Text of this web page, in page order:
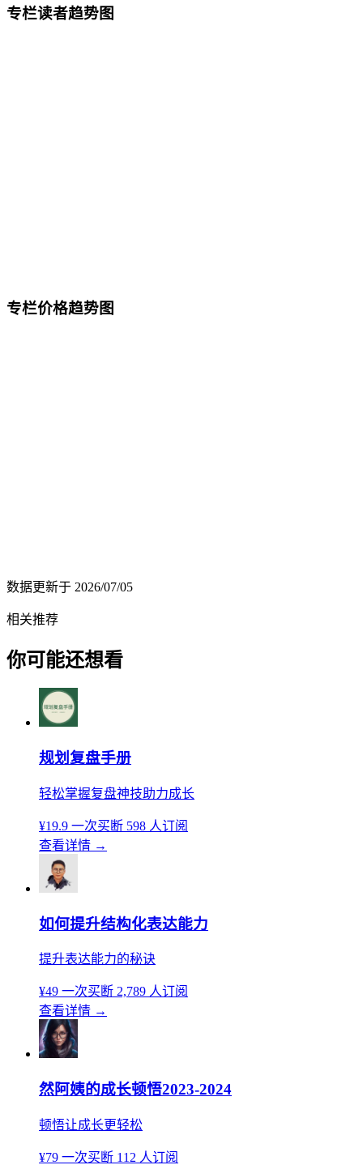
专栏读者趋势图
专栏价格趋势图
数据更新于 2026/07/05
相关推荐
你可能还想看
规划复盘手册
轻松掌握复盘神技助力成长
¥19.9 一次买断 598 人订阅
查看详情 →
如何提升结构化表达能力
提升表达能力的秘诀
¥49 一次买断 2,789 人订阅
查看详情 →
然阿姨的成长顿悟2023-2024
顿悟让成长更轻松
¥79 一次买断 112 人订阅